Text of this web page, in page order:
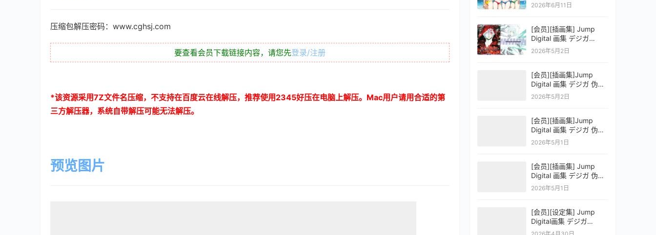
压缩包解压密码：www.cghsj.com
要查看会员下载链接内容，请您先登录/注册
*该资源采用7Z文件名压缩，不支持在百度云在线解压，推荐使用 2345好压在电脑上解压。 Mac用户请用合适的第
三方解压器，系统自带解压可能无法解压。
预览图片
OFFICIAL VISUAL
2026年6月11日
[会员][插画集] Jump
Digital 画集 デジガ
D.Gray-man
2026年5月2日
[会员][插画集]Jump
Digital 画集 デジガ 伪恋
ニセコイ 3
2026年5月2日
[会员][插画集]Jump
Digital 画集 デジガ 伪恋
ニセコイ 2
2026年5月1日
[会员][插画集] Jump
Digital 画集 デジガ 伪恋
ニセコイ 1
2026年5月1日
[会员][设定集] Jump
Digital画集 デジガ
CLAYMORE 2